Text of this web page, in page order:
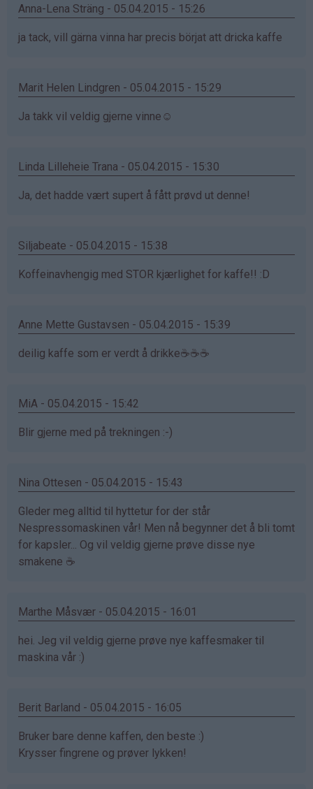
Anna-Lena Sträng - 05.04.2015 - 15:26
ja tack, vill gärna vinna har precis börjat att dricka kaffe
Marit Helen Lindgren - 05.04.2015 - 15:29
Ja takk vil veldig gjerne vinne☺️
Linda Lilleheie Trana - 05.04.2015 - 15:30
Ja, det hadde vært supert å fått prøvd ut denne!
Siljabeate - 05.04.2015 - 15:38
Koffeinavhengig med STOR kjærlighet for kaffe!! :D
Anne Mette Gustavsen - 05.04.2015 - 15:39
deilig kaffe som er verdt å drikke☕️☕️☕️
MiA - 05.04.2015 - 15:42
Blir gjerne med på trekningen :-)
Nina Ottesen - 05.04.2015 - 15:43
Gleder meg alltid til hyttetur for der står
Nespressomaskinen vår! Men nå begynner det å bli tomt
for kapsler... Og vil veldig gjerne prøve disse nye
smakene ☕️
Marthe Måsvær - 05.04.2015 - 16:01
hei. Jeg vil veldig gjerne prøve nye kaffesmaker til
maskina vår :)
Berit Barland - 05.04.2015 - 16:05
Bruker bare denne kaffen, den beste :)
Krysser fingrene og prøver lykken!